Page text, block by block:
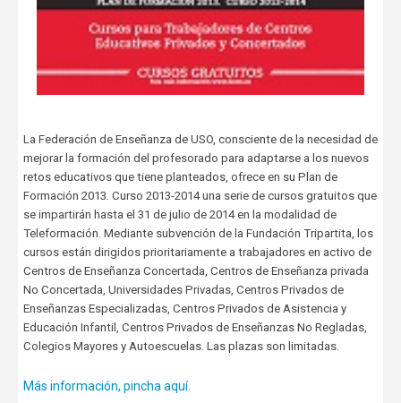
La Federación de Enseñanza de USO, consciente de la necesidad de
mejorar la formación del profesorado para adaptarse a los nuevos
retos educativos que tiene planteados, ofrece en su Plan de
Formación 2013. Curso 2013-2014 una serie de cursos gratuitos que
se impartirán hasta el 31 de julio de 2014 en la modalidad de
Teleformación. Mediante subvención de la Fundación Tripartita, los
cursos están dirigidos prioritariamente a trabajadores en activo de
Centros de Enseñanza Concertada, Centros de Enseñanza privada
No Concertada, Universidades Privadas, Centros Privados de
Enseñanzas Especializadas, Centros Privados de Asistencia y
Educación Infantil, Centros Privados de Enseñanzas No Regladas,
Colegios Mayores y Autoescuelas. Las plazas son limitadas.
Más información, pincha aquí.